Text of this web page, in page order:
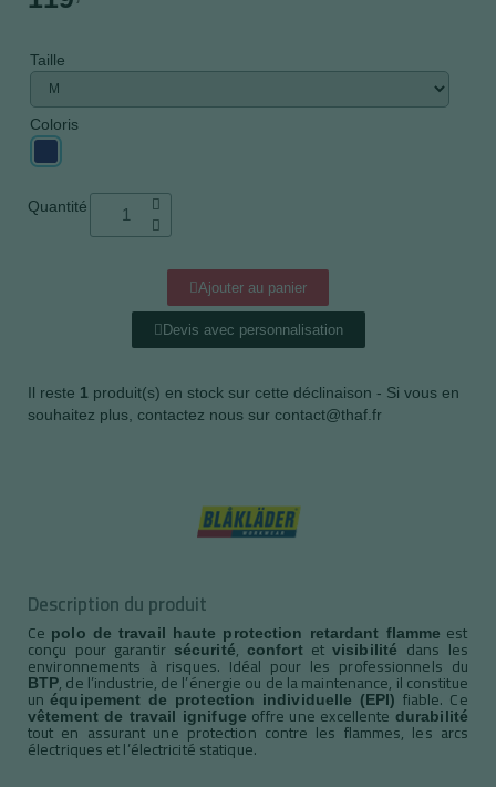
Taille
Coloris
Quantité
Ajouter au panier
Devis avec personnalisation
Il reste 1 produit(s) en stock sur cette déclinaison - Si vous en
souhaitez plus, contactez nous sur contact@thaf.fr
Description du produit
Ce polo de travail haute protection retardant flamme est
conçu pour garantir sécurité, confortetvisibilité dans les
environnements à risques. Idéal pour les professionnels du
BTP, de l’industrie, de l’énergie ou de la maintenance, il constitue
unéquipement de protection individuelle (EPI) fiable. Ce
vêtement de travail ignifuge offre une excellentedurabilité
tout en assurant une protection contre les flammes, les arcs
électriques et l’électricité statique.